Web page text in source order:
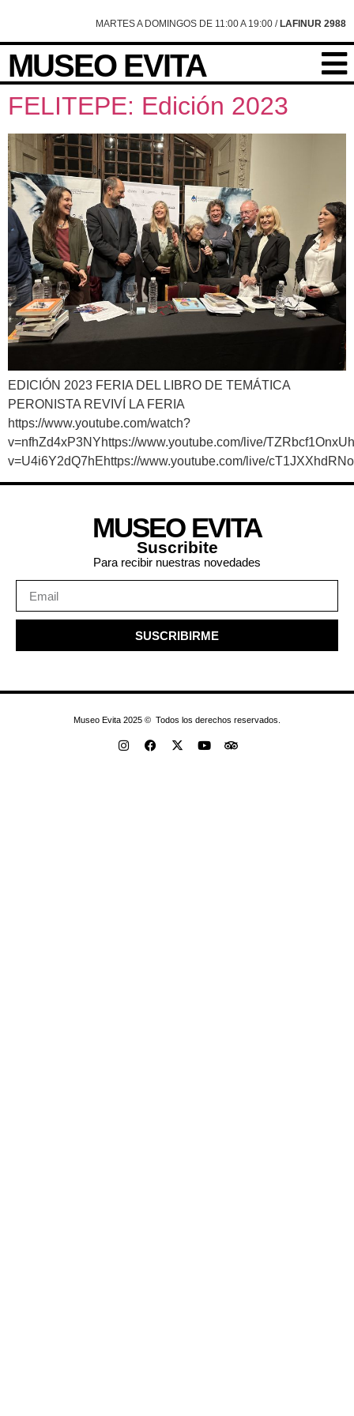
MARTES A DOMINGOS DE 11:00 A 19:00 / LAFINUR 2988
MUSEO EVITA
FELITEPE: Edición 2023
EDICIÓN 2023 FERIA DEL LIBRO DE TEMÁTICA
PERONISTA REVIVÍ LA FERIA
https://www.youtube.com/watch?
v=nfhZd4xP3NYhttps://www.youtube.com/live/
v=U4i6Y2dQ7hEhttps://www.youtube.com/live/cT1JXXhdRNo
MUSEO EVITA
Suscribite
Para recibir nuestras novedades
SUSCRIBIRME
Museo Evita 2025 © Todos los derechos reservados.